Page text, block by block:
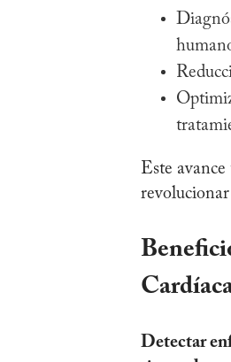
Este
revolucionar
Detectar